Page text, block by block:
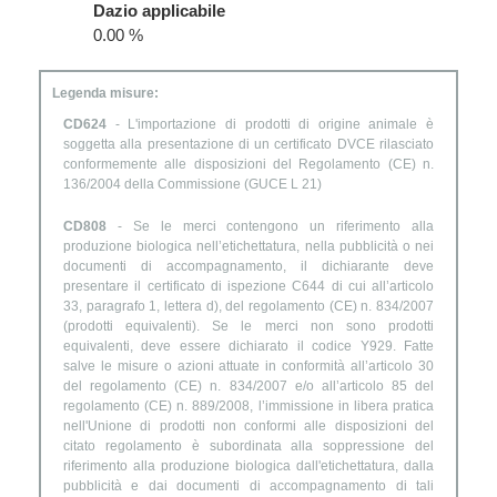
Dazio applicabile
0.00 %
Legenda misure:
CD624 - L'importazione di prodotti di origine animale è
soggetta alla presentazione di un certificato DVCE rilasciato
conformemente alle disposizioni del Regolamento (CE) n.
136/2004 della Commissione (GUCE L 21)
CD808 - Se le merci contengono un riferimento alla
produzione biologica nell’etichettatura, nella pubblicità o nei
documenti di accompagnamento, il dichiarante deve
presentare il certificato di ispezione C644 di cui all’articolo
33, paragrafo 1, lettera d), del regolamento (CE) n. 834/2007
(prodotti equivalenti). Se le merci non sono prodotti
equivalenti, deve essere dichiarato il codice Y929. Fatte
salve le misure o azioni attuate in conformità all’articolo 30
del regolamento (CE) n. 834/2007 e/o all’articolo 85 del
regolamento (CE) n. 889/2008, l’immissione in libera pratica
nell'Unione di prodotti non conformi alle disposizioni del
citato regolamento è subordinata alla soppressione del
riferimento alla produzione biologica dall'etichettatura, dalla
pubblicità e dai documenti di accompagnamento di tali